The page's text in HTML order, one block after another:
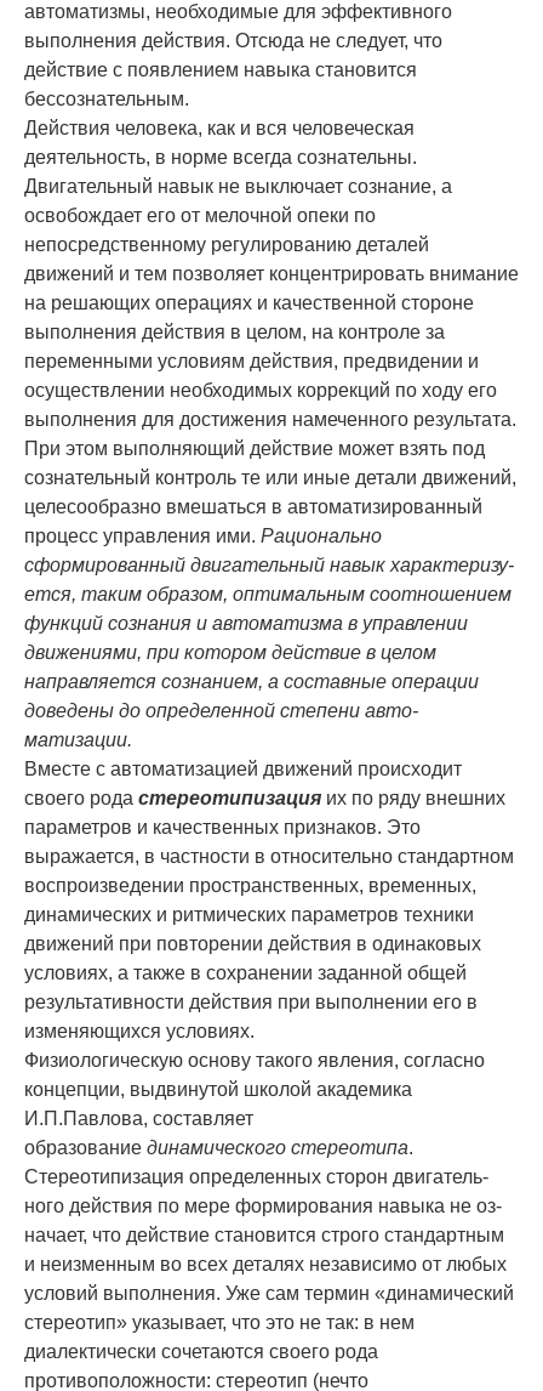
автоматизмы, необходимые для эффектив­ного
выполнения действия. Отсюда не следует, что
действие с появлением навыка стано­вится
бессознательным.
Действия человека, как и вся человеческая
деятельность, в норме всегда созна­тельны.
Двигательный навык не выключает сознание, а
освобождает его от мелочной опеки по
непосредственному регулированию деталей
движений и тем позволяет концен­трировать внимание
на решающих операциях и качественной стороне
выполнения дейст­вия в целом, на контроле за
переменными условиям действия, предвидении и
осуществле­нии необходимых коррекций по ходу его
выполнения для достижения намеченного ре­зультата.
При этом выполняющий действие может взять под
сознательный контроль те или иные детали движений,
целесообразно вмешаться в автоматизированный
процесс управления ими. Рационально
сформированный двигательный навык характеризу­
ется, таким образом, оптимальным соотношением
функций сознания и автоматизма в управлении
движениями, при котором действие в целом
направляется сознанием, а со­ставные операции
доведены до определенной степени авто­
матизации.
Вместе с автоматизацией движений происходит
своего рода стереотипизация их по ряду внешних
параметров и качест­венных признаков. Это
выражается, в частности в относительно стандартном
воспроизведении пространственных, временных,
дина­миче­ских и ритмических параметров техники
движений при повторе­нии действия в одинако­вых
условиях, а также в сохранении за­данной общей
результативности действия при вы­полнении его в
изменяющихся условиях.
Физиологическую основу такого явления, согласно
концепции, выдвинутой школой академика
И.П.Павлова, составляет
образование динамического стереоти­па.
Стереотипи­зация определенных сторон двигатель­
ного действия по мере формирования навыка не оз­
начает, что действие становится строго стандартным
и неизменным во всех деталях неза­висимо от любых
условий выполнения. Уже сам термин «динамический
стереотип» ука­зывает, что это не так: в нем
диалектически сочетаются своего рода
противоположности: стереотип (нечто